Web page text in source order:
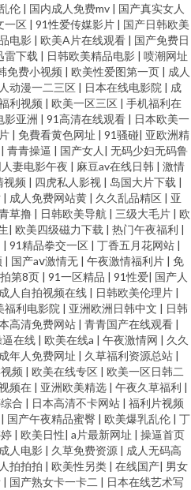
伦 | 国内成人免费mv | 国产真实女人
一区 | 91性爱传媒影片 | 国产日韩欧美
电影 | 欧美A片在线观看 | 国产免费日
雷下载 | 日韩欧美精品电影 | 喷潮网址
免费小视频 | 欧美性爱图第一页 | 成人
动漫一二三区 | 日本在线电影院 | 成
利视频 | 欧美一区三区 | 手机福利在
影亚洲 | 91高清在线观看 | 日本欧美一
| 免費看黄色网址 | 91骚碰| 亚欧洲精
| 青青操逼 | 国产女人 | 无码少妇无码鲁
妻电影午夜 | 麻豆av在线日韩 | 激情
视频 | 四虎私人影视 | 岛国大片下载 |
| 成人免费网站黄 | 久久乱品精区 | 亚
草撸 | 日韩欧美导航 | 三级大毛片 | 欧
| 欧美四级磁力下载 | 热门午夜福利 |
| 91精品拳交一区 | 丁香五月花网站 |
| 国产aⅴ激情无 | 午夜激情福利片 | 免
第8页 | 91一区精品 | 91性爱| 国产人
成人自拍视频在线 | 日韩欧美伦理片 |
福利电影院 | 亚洲欧洲日韩中文 | 日韩
高清免费网站 | 青青国产在线观看 |
逼在线 | 欧美在线a | 午夜激情网 | 久久
成年人免费网址 | 久草福利资源总站 |
频 | 欧美在线专区 | 欧美一区日韩二
频在 | 亚洲欧美精选 | 午夜久草福利 |
合 | 日本高清不卡网站 | 福利片视频
| 国产午夜精品蜜臀 | 欧美爆乳乱伦 | 丁
| 欧美日性| a片最新网址 | 操逼首页
人电影 | 久草免费资源 | 成人无码高
拍拍拍 | 欧美性另类 | 在线国产| 男女
| 国产熟女卡一卡二 | 日本在线艺术写